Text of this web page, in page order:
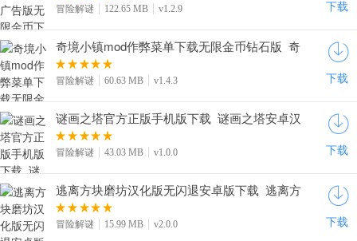
冒险解谜 122.65 MB v1.2.9 下载
奇境小镇mod作弊菜单下载无限金币钻石版_奇
境小镇无限能量石下载v1.4.3
冒险解谜 60.63 MB v1.4.3 下载
谜画之塔官方正版手机版下载_谜画之塔安卓汉
化版下载v1.0.0
冒险解谜 43.03 MB v1.0.0 下载
逃离方块磨坊汉化版无闪退安卓版下载_逃离方
块磨坊手游中文版下载v2.0.0
冒险解谜 15.99 MB v2.0.0 下载